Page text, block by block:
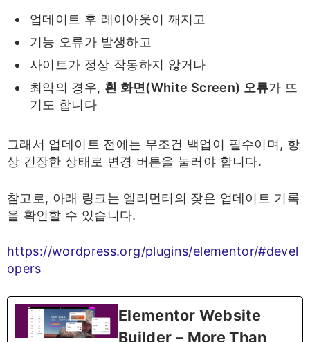
업데이트 후 레이아웃이 깨지고
기능 오류가 발생하고
사이트가 정상 작동하지 않거나
최악의 경우, 흰 화면(White Screen) 오류가 뜨
기도 합니다
그래서 업데이트 전에는 무조건 백업이 필수이며, 항
상 긴장한 상태로 변경 버튼을 눌러야 합니다.
참고로, 아래 링크는 엘리먼터의 잦은 업데이트 기록
을 확인할 수 있습니다.
https://wordpress.org/plugins/elementor/#devel
opers
Elementor Website
Builder – More Than